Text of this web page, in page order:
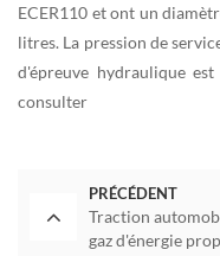
ECER110 et ont un
litres. La pression de
d'épreuve hydraulique
consulter
PRÉCÉDENT
Traction
gaz d'énergie